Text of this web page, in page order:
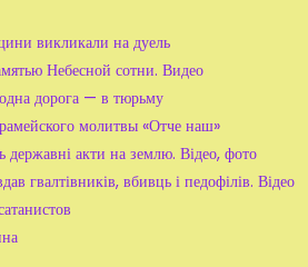
викликали на дуель
Небесной сотни. Видео
дорога — в тюрьму
молитвы «Отче наш»
акти на землю. Відео, фото
гвалтівників, вбивць і педофілів. Відео